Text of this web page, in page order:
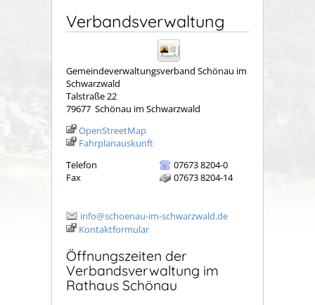
Verbandsverwaltung
Gemeindeverwaltungsverband Schönau im
Schwarzwald
Talstraße 22
79677 Schönau im Schwarzwald
OpenStreetMap
Fahrplanauskunft
Telefon
07673 8204-0
Fax
07673 8204-14
info@schoenau-im-schwarzwald.de
Kontaktformular
Öffnungszeiten der
Verbandsverwaltung im
Rathaus Schönau